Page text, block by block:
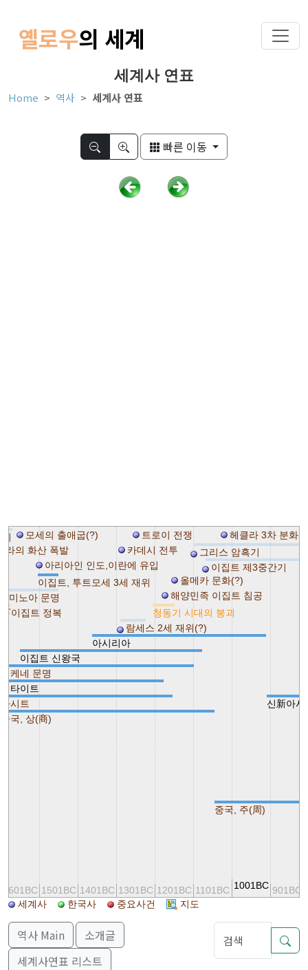
옐로우의 세계
세계사 연표
Home 역사 세계사 연표
빠른 이동
1601BC 1501BC 1401BC 1301BC 1201BC 1101BC 1001BC 901BC
신新아시
헤클라 3차 분화
중국, 주(周)
이집트 제3중간기
그리스 암흑기
올메카 문화(?)
해양민족 이집트 침공
청동기 시대의 붕괴
트로이 전쟁
카데시 전투
람세스 2세 재위(?)
아시리아
아리아인 인도,이란에 유입
이집트, 투트모세 3세 재위
모세의 출애굽(?)
이집트 신왕국
미케네 문명
히타이트
카시트
중국, 상(商)
라의 화산 폭발
미노아 문명
이집트 정복
세계사 한국사 중요사건 지도
역사 Main
소개글
세계사연표 리스트